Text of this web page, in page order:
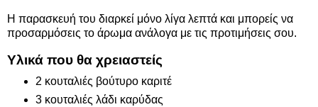
Η παρασκευή του διαρκεί μόνο λίγα λεπτά και μπορείς να
προσαρμόσεις το άρωμα ανάλογα με τις προτιμήσεις σου.
Υλικά που θα χρειαστείς
2 κουταλιές βούτυρο καριτέ
3 κουταλιές λάδι καρύδας